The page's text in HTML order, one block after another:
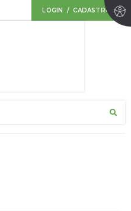
LOGIN / CADASTRO